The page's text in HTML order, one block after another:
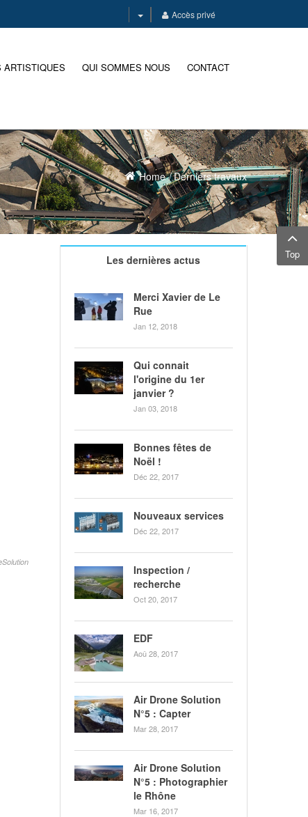
Accès privé
ARTISTIQUES QUI SOMMES NOUS CONTACT
Home Derniers travaux
Les dernières actus
Merci Xavier de Le
Rue
Jan 12, 2018
Qui connait
l'origine du 1er
janvier ?
Jan 03, 2018
Bonnes fêtes de
Noël !
Déc 22, 2017
Nouveaux services
Déc 22, 2017
Inspection /
recherche
Oct 20, 2017
EDF
Aoû 28, 2017
Air Drone Solution
N°5 : Capter
Mar 28, 2017
Air Drone Solution
N°5 : Photographier
le Rhône
Mar 16, 2017
Top